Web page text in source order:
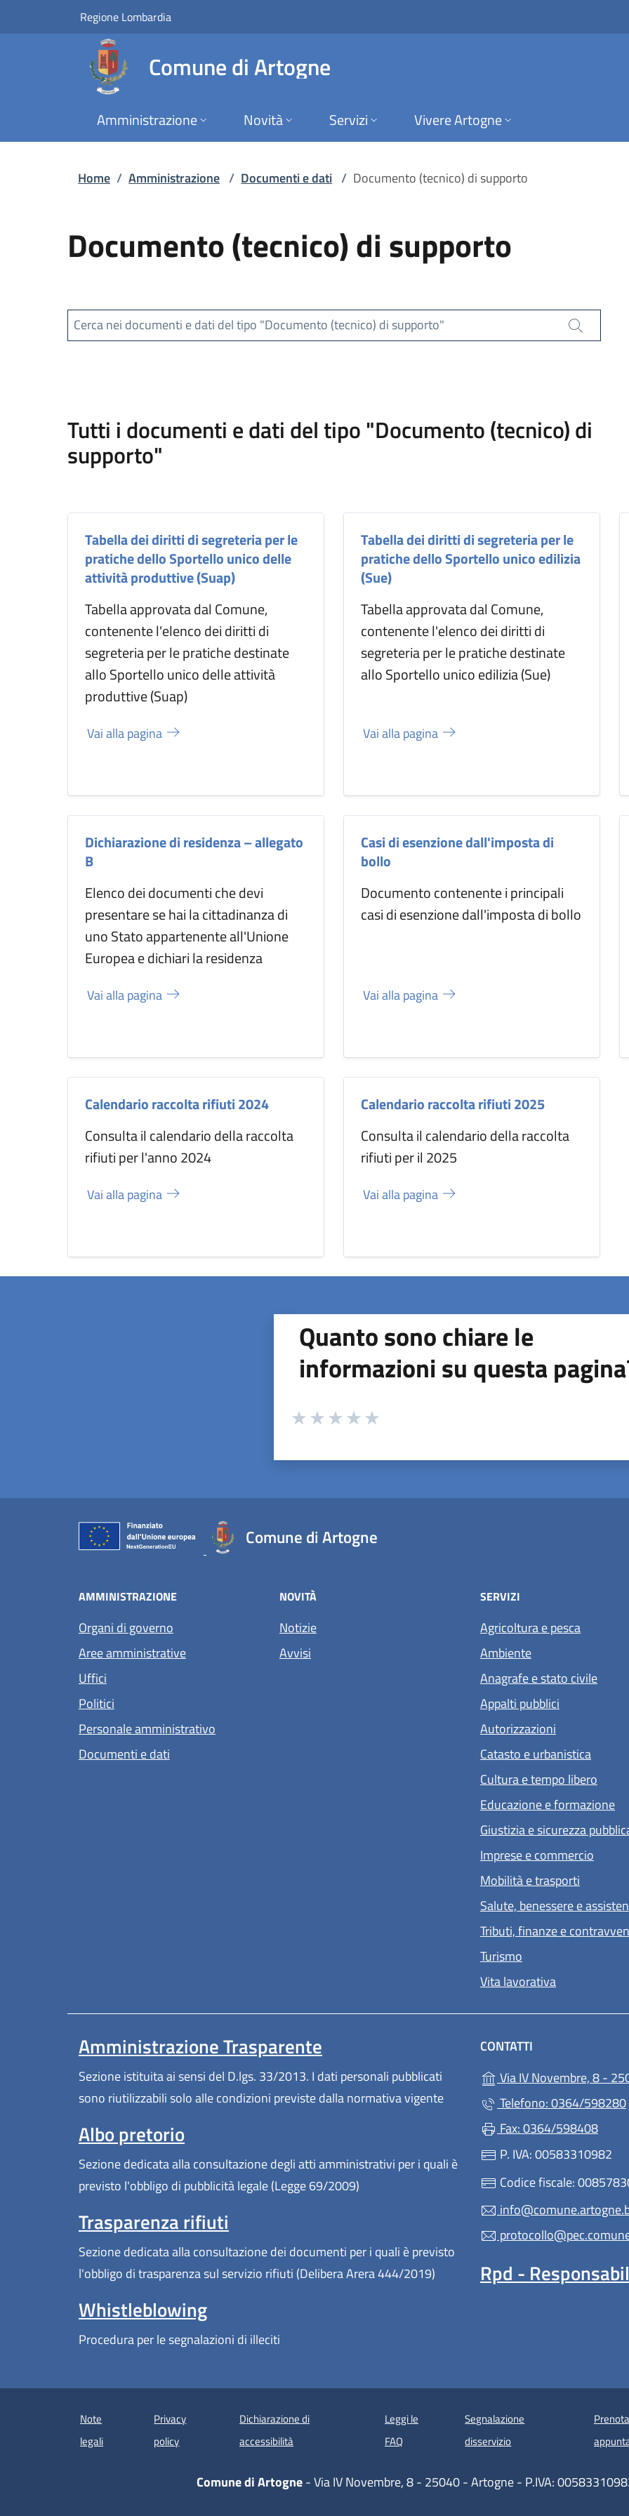
Vai al contenuto principale
Documento (tecnico) di supporto |
Regione Lombardia
Comune di Artogne
Amministrazione Novità Servizi Vivere Artogne
Home / Amministrazione / Documenti e dati / Documento (tecnico) di supporto
Documento (tecnico) di supporto
Cerca nei documenti e dati del tipo "Documento (tecnico) di supporto"
Cerca
Tutti i documenti e dati del tipo "Documento (tecnico) di
supporto"
Tabella dei diritti di segreteria per le
pratiche dello Sportello unico delle
attività produttive (Suap)
Tabella approvata dal Comune,
contenente l'elenco dei diritti di
segreteria per le pratiche destinate
allo Sportello unico delle attività
produttive (Suap)
Vai alla pagina
Tabella dei diritti di segreteria per le
pratiche dello Sportello unico edilizia
(Sue)
Tabella approvata dal Comune,
contenente l'elenco dei diritti di
segreteria per le pratiche destinate
allo Sportello unico edilizia (Sue)
Vai alla pagina
Dichiarazione di residenza – allegato
B
Elenco dei documenti che devi
presentare se hai la cittadinanza di
uno Stato appartenente all'Unione
Europea e dichiari la residenza
Vai alla pagina
Casi di esenzione dall'imposta di
bollo
Documento contenente i principali
casi di esenzione dall'imposta di bollo
Vai alla pagina
Calendario raccolta rifiuti 2024
Consulta il calendario della raccolta
rifiuti per l'anno 2024
Vai alla pagina
Calendario raccolta rifiuti 2025
Consulta il calendario della raccolta
rifiuti per il 2025
Vai alla pagina
Quanto sono chiare le
informazioni su questa
Valuta da 1 a 5 stelle la pagina
Comune di Artogne
AMMINISTRAZIONE
Organi di governo
Aree amministrative
Uffici
Politici
Personale amministrativo
Documenti e dati
NOVITÀ
Notizie
Avvisi
SERVIZI
Agricoltura e pesca
Ambiente
Anagrafe e stato civile
Appalti pubblici
Autorizzazioni
Catasto e urbanistica
Cultura e tempo libero
Educazione e formazione
Giustizia e sicurezza
Imprese e commercio
Mobilità e trasporti
Salute, benessere e
Tributi, finanze e
Turismo
Vita lavorativa
Amministrazione Trasparente
Sezione istituita ai sensi del D.lgs. 33/2013. I dati personali pubblicati
sono riutilizzabili solo alle condizioni previste dalla normativa vigente
Albo pretorio
Sezione dedicata alla consultazione degli atti amministrativi per i quali è
previsto l'obbligo di pubblicità legale (Legge 69/2009)
Trasparenza rifiuti
Sezione dedicata alla consultazione dei documenti per i quali è previsto
l'obbligo di trasparenza sul servizio rifiuti (Delibera Arera 444/2019)
Whistleblowing
Procedura per le segnalazioni di illeciti
CONTATTI
Via IV Novembre, 8 -
Telefono: 0364/598280
Fax: 0364/598408
P. IVA: 00583310982
Codice fiscale:
Rpd -
Note
legali
Privacy
policy
Dichiarazione di
accessibilità (apre in un'altra scheda).
Leggi le
FAQ
Segnalazione
disservizio
Comune di Artogne- Via IV Novembre, 8 - 25040 - Artogne - P.IVA: